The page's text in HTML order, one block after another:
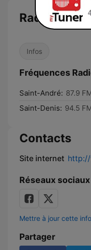
Radio
Infos
Fréquences
Saint-André: 87.9
Saint-Denis: 94.5
Contacts
Site internet
Réseaux sociaux
Mettre à jour cette
Partager